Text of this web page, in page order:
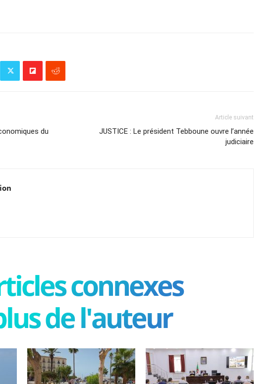
du
Article suivant
JUSTICE : Le président Tebboune ouvre l’année
judiciaire
connexes
de l'auteur